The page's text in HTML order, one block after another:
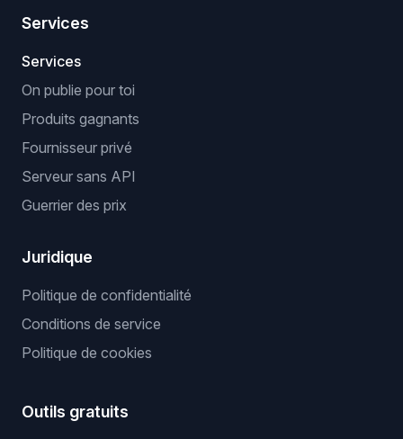
Services
Services
On publie pour toi
Produits gagnants
Fournisseur privé
Serveur sans API
Guerrier des prix
Juridique
Politique de confidentialité
Conditions de service
Politique de cookies
Outils gratuits